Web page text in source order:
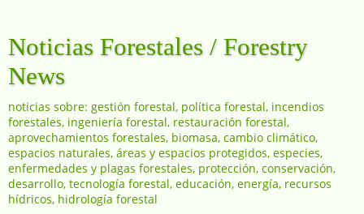
Noticias Forestales / Forestry
News
noticias sobre: gestión forestal, política forestal, incendios
forestales, ingeniería forestal, restauración forestal,
aprovechamientos forestales, biomasa, cambio climático,
espacios naturales, áreas y espacios protegidos, especies,
enfermedades y plagas forestales, protección, conservación,
desarrollo, tecnología forestal, educación, energía, recursos
hídricos, hidrología forestal